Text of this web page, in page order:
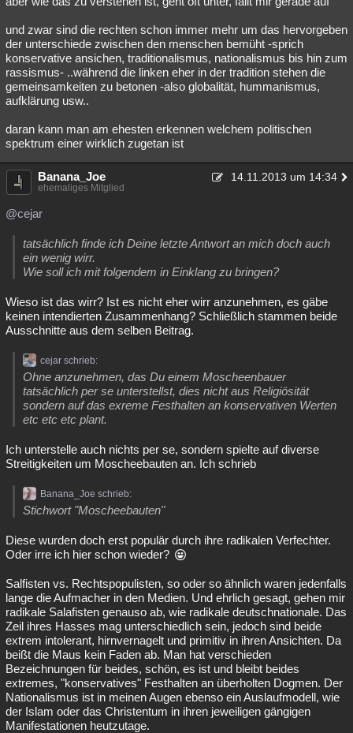
und zwar sind die rechten schon immer mehr um das hervorgeben
der unterschiede zwischen den menschen bemüht -sprich
konservative ansichen, traditionalismus, nationalismus bis hin zum
rassismus- ..während die linken eher in der tradition stehen die
gemeinsamkeiten zu betonen -also globalität, hummanismus,
aufklärung usw..
daran kann man am ehesten erkennen welchem politischen
spektrum einer wirklich zugetan ist
Banana_Joe 14.11.2013 um 14:34
ehemaliges Mitglied
@cejar
tatsächlich finde ich Deine letzte Antwort an mich doch auch
ein wenig wirr.
Wie soll ich mit folgendem in Einklang zu bringen?
Wieso ist das wirr? Ist es nicht eher wirr anzunehmen, es gäbe
keinen intendierten Zusammenhang? Schließlich stammen beide
Ausschnitte aus dem selben Beitrag.
cejar schrieb:
Ohne anzunehmen, das Du einem Moscheenbauer
tatsächlich per se unterstellst, dies nicht aus Religiösität
sondern auf das exreme Festhalten an konservativen Werten
etc etc etc plant.
Ich unterstelle auch nichts per se, sondern spielte auf diverse
Streitigkeiten um Moscheebauten an. Ich schrieb
Banana_Joe schrieb:
Stichwort "Moscheebauten"
Diese wurden doch erst populär durch ihre radikalen Verfechter.
Oder irre ich hier schon wieder?
Salfisten vs. Rechtspopulisten, so oder so ähnlich waren jedenfalls
lange die Aufmacher in den Medien. Und ehrlich gesagt, gehen mir
radikale Salafisten genauso ab, wie radikale deutschnationale. Das
Zeil ihres Hasses mag unterschiedlich sein, jedoch sind beide
extrem intolerant, hirnvernagelt und primitiv in ihren Ansichten. Da
beißt die Maus kein Faden ab. Man hat verschieden
Bezeichnungen für beides, schön, es ist und bleibt beides
extremes, "konservatives" Festhalten an überholten Dogmen. Der
Nationalismus ist in meinen Augen ebenso ein Auslaufmodell, wie
der Islam oder das Christentum in ihren jeweiligen gängigen
Manifestationen heutzutage.